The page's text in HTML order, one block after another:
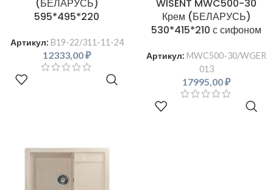
(БЕЛАРУСЬ)
595*495*220
Артикул: B19-22/311-11-24
12333,00₽
WISENT MWC500-30
Крем (БЕЛАРУСЬ)
530*415*210 с сифоном
Артикул: MWC500-30/WGER
013
17995,00₽